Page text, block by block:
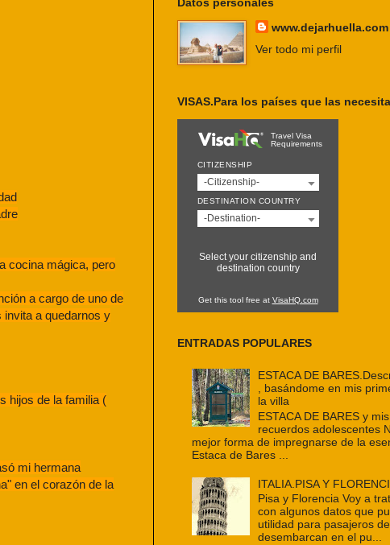
cocina mágica, pero
a cargo de uno de
invita a quedarnos y
hijos de la familia (
mi hermana
en el corazón de la
Datos personales
www.dejarhuella.com
Ver todo mi perfil
VISAS.Para los países que las
Travel Visa
Requirements
CITIZENSHIP
-Citizenship-
DESTINATION COUNTRY
-Destination-
Select your citizenship and
destination country
Get this tool free at VisaHQ.com
ENTRADAS POPULARES
ESTACA DE
, basándome en mis
la villa
ESTACA DE BARES y
recuerdos adolescentes
mejor forma de impregnarse de la
Estaca de Bares ...
ITALIA.PISA Y
Pisa y Florencia Voy a
con algunos datos que
utilidad para pasajeros
desembarcan en el pu...